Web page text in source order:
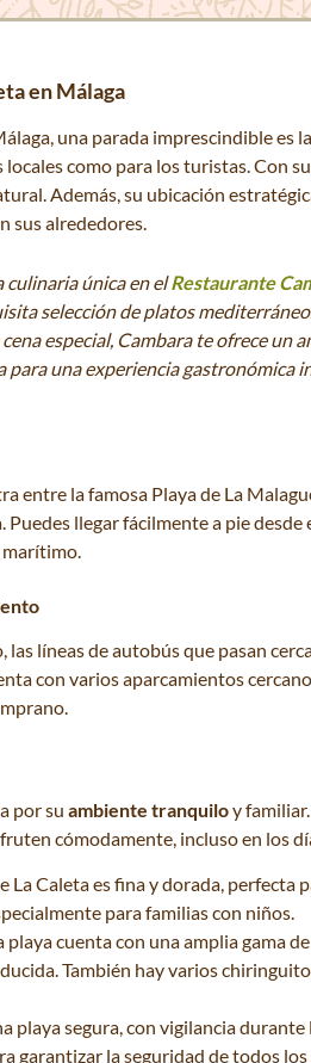
en Málaga
una parada imprescindible es la
como para los turistas. Con
Además, su ubicación
sus alrededores.
culinaria única en elRestaurante
selección de platos
especial, Cambara te ofrece
para una experiencia gastronómica
entre la famosa Playa de La
Puedes llegar fácilmente a pie
marítimo.
líneas de autobús que pasan
con varios aparcamientos
por su ambiente tranquiloy
cómodamente, incluso en los
La Caleta es fina y dorada, perfecta
para familias con niños.
playa cuenta con una amplia gama
También hay varios
playa segura, con vigilancia
garantizar la seguridad de todos